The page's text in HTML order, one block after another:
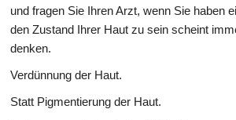
und fragen Sie Ihren Arzt, wenn Sie haben
den Zustand Ihrer Haut zu sein scheint
denken.
Verdünnung der Haut.
Statt Pigmentierung der Haut.